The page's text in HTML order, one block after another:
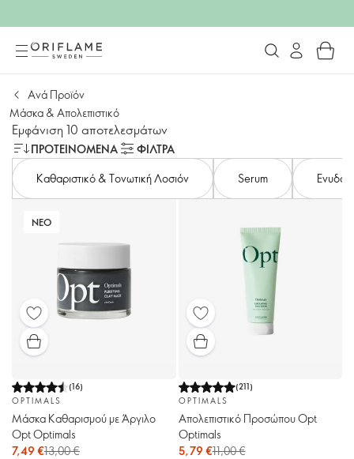
Aνά Προϊόν
Μάσκα & Απολεπιστικό
Εμφάνιση 10 αποτελεσμάτων
ΠΡΟΤΕΙΝΌΜΕΝΑ
ΦΙΛΤΡΑ
Καθαριστικό & Τονωτική Λοσιόν
Serum
ΝΕΟ
(16)
OPTIMALS
Μάσκα Καθαρισμού με Άργιλο
Opt Optimals
7,49 €13,00 €
(211)
OPTIMALS
Απολεπιστικό Προσώπου Opt
Optimals
5,79 €11,00 €